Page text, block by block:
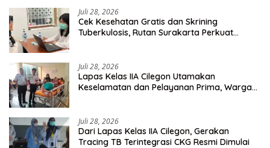
Juli 28, 2026
Cek Kesehatan Gratis dan Skrining
Tuberkulosis, Rutan Surakarta Perkuat
Juli 28, 2026
Lapas Kelas IIA Cilegon Utamakan
Keselamatan dan Pelayanan Prima, Warga
Juli 28, 2026
Dari Lapas Kelas IIA Cilegon, Gerakan
Tracing TB Terintegrasi CKG Resmi Dimulai